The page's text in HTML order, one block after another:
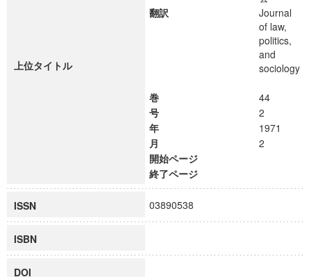
上位タイトル
翻訳
Journal
of law,
politics,
and
sociology
巻
44
号
2
年
1971
月
2
開始ページ
終了ページ
ISSN 03890538
ISBN
DOI